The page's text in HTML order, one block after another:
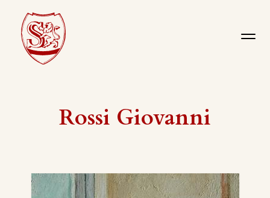
Rossi Giovanni